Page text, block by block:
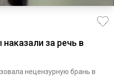
за речь в
нецензурную брань в